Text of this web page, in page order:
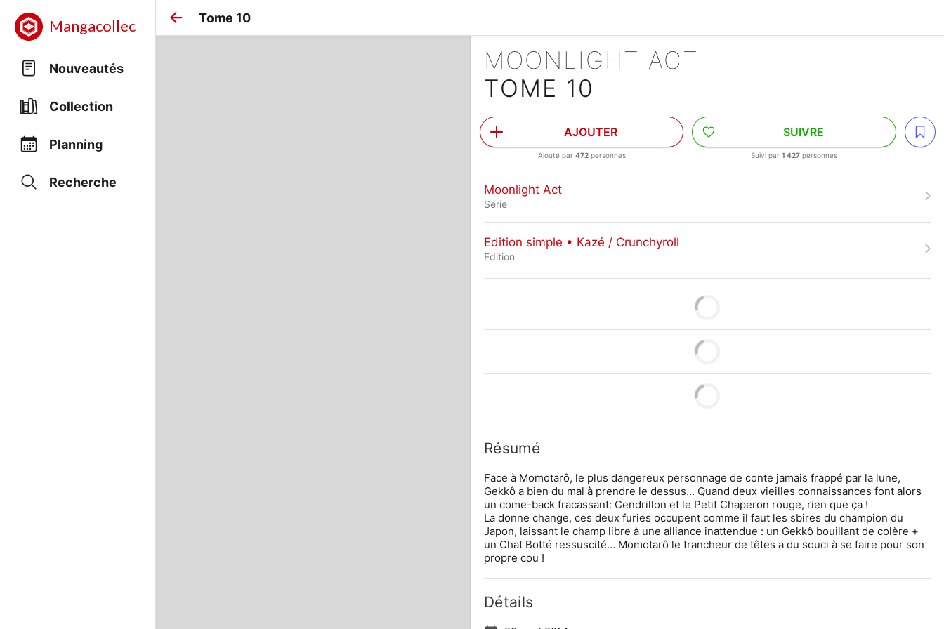
Mangacollec
Nouveautés
Collection
Planning
Recherche
Tome 10
MOONLIGHT ACT
TOME 10
AJOUTER
Ajouté par 472personnes
SUIVRE
Suivi par1 427 personnes
Moonlight Act
Serie
Edition simple • Kazé / Crunchyroll
Edition
Résumé
Face à Momotarô, le plus dangereux personnage de conte jamais frappé par la lune,
Gekkô a bien du mal à prendre le dessus… Quand deux vieilles connaissances font alors
un come-back fracassant: Cendrillon et le Petit Chaperon rouge, rien que ça !
La donne change, ces deux furies occupent comme il faut les sbires du champion du
Japon, laissant le champ libre à une alliance inattendue : un Gekkô bouillant de colère +
un Chat Botté ressuscité… Momotarô le trancheur de têtes a du souci à se faire pour son
propre cou !
Détails